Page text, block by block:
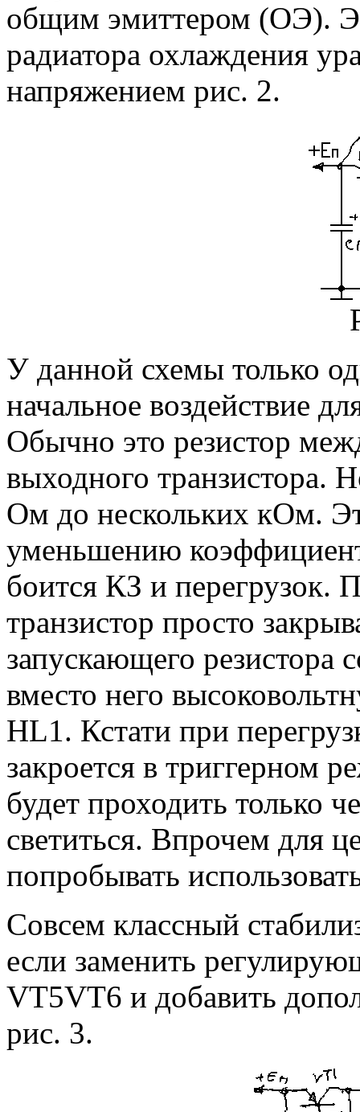
общим эмиттером (ОЭ).
радиатора охлаждения
напряжением рис. 2.
У данной схемы только
начальное воздействие
Обычно это резистор
выходного транзистора.
Ом до нескольких кОм.
уменьшению
боится КЗ и перегрузок.
транзистор просто
запускающего резистора
вместо него
HL1. Кстати при
закроется в триггерном
будет проходить только
светиться. Впрочем для
попробывать
Совсем классный
если заменить
VT5VT6 и добавить
рис. 3.